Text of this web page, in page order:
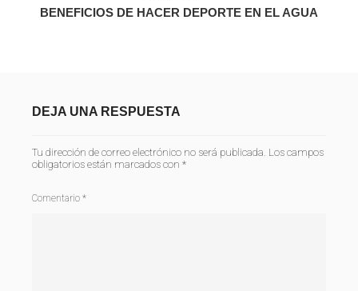
BENEFICIOS DE HACER DEPORTE EN EL AGUA
DEJA UNA RESPUESTA
Tu dirección de correo electrónico no será publicada. Los campos
obligatorios están marcados con *
Comentario *